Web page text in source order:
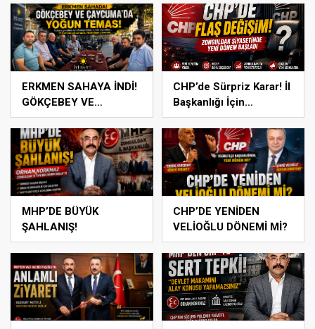
ARADA
ERKMEN SAHAYA İNDİ!
GÖKÇEBEY VE
ÇAYCUMA’DA
CHP’de Sürpriz Karar! İl
Başkanlığı İçin
Beklenen Hamle Geldi
MHP’DE BÜYÜK
ŞAHLANIŞ!
CHP’DE YENİDEN
VELİOĞLU DÖNEMİ Mİ?